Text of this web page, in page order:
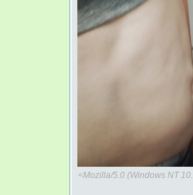
<Mozilla/5.0 (Windows NT